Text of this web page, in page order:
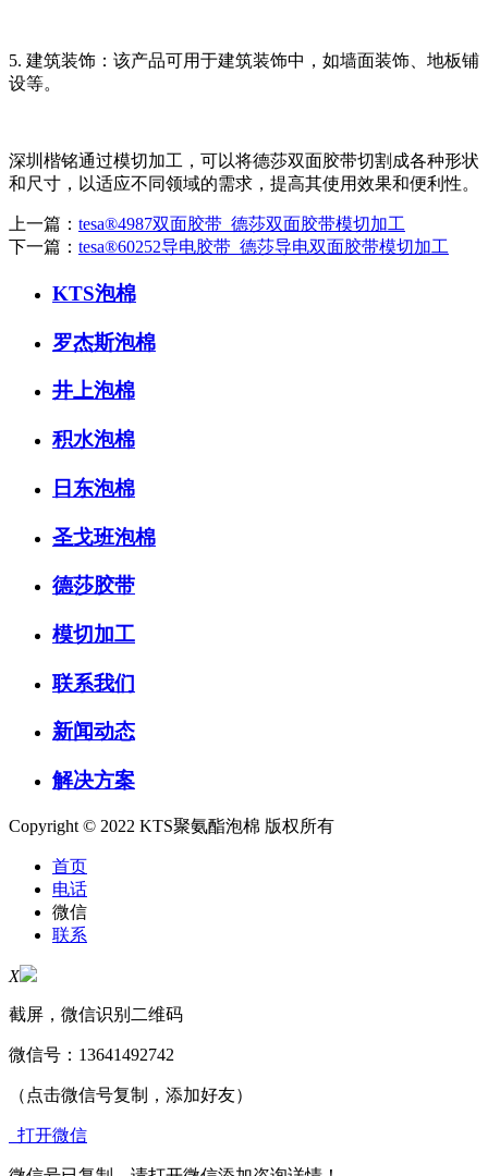
5. 建筑装饰：该产品可用于建筑装饰中，如墙面装饰、地板铺
设等。
深圳楷铭通过模切加工，可以将德莎双面胶带切割成各种形状
和尺寸，以适应不同领域的需求，提高其使用效果和便利性。
上一篇： tesa®4987双面胶带_德莎双面胶带模切加工
下一篇： tesa®60252导电胶带_德莎导电双面胶带模切加工
KTS泡棉
罗杰斯泡棉
井上泡棉
积水泡棉
日东泡棉
圣戈班泡棉
德莎胶带
模切加工
联系我们
新闻动态
解决方案
Copyright © 2022 KTS聚氨酯泡棉 版权所有
首页
电话
微信
联系
X
截屏，微信识别二维码
微信号： 13641492742
（点击微信号复制，添加好友）
打开微信